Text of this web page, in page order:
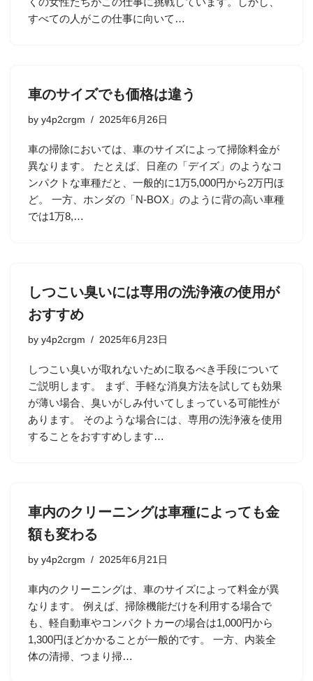
すべての人がこの仕事に向いて…
車のサイズでも価格は違う
by y4p2crgm 2025年6月26日
車の掃除においては、車のサイズによって掃除料金が
異なります。 たとえば、日産の「デイズ」のようなコ
ンパクトな車種だと、一般的に1万5,000円から2万円ほ
ど。 一方、ホンダの「N-BOX」のように背の高い車種
では1万8,…
しつこい臭いには専用の洗浄液の使用が
おすすめ
by y4p2crgm 2025年6月23日
しつこい臭いが取れないために取るべき手段について
ご説明します。 まず、手軽な消臭方法を試しても効果
が薄い場合、臭いがしみ付いてしまっている可能性が
あります。 そのような場合には、専用の洗浄液を使用
することをおすすめします…
車内のクリーニングは車種によっても金
額も変わる
by y4p2crgm 2025年6月21日
車内のクリーニングは、車のサイズによって料金が異
なります。 例えば、掃除機能だけを利用する場合で
も、軽自動車やコンパクトカーの場合は1,000円から
1,300円ほどかかることが一般的です。 一方、内装全
体の清掃、つまり掃…